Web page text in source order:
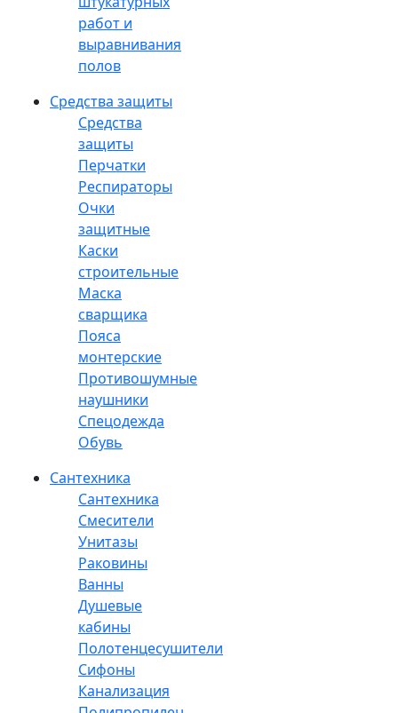
работ и
выравнивания
полов
Средства защиты
Средства
защиты
Перчатки
Респираторы
Очки
защитные
Каски
строительные
Маска
сварщика
Пояса
монтерские
Противошумные
наушники
Спецодежда
Обувь
Сантехника
Сантехника
Смесители
Унитазы
Раковины
Ванны
Душевые
кабины
Полотенцесушители
Сифоны
Канализация